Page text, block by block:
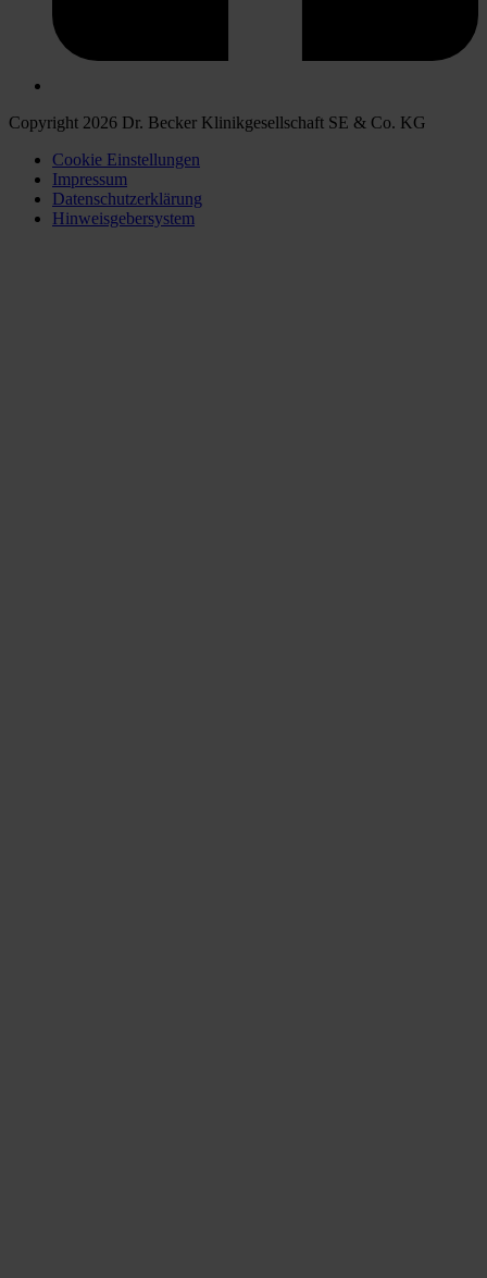
Copyright 2026 Dr. Becker Klinikgesellschaft SE & Co. KG
Cookie Einstellungen
Impressum
Datenschutzerklärung
Hinweisgebersystem